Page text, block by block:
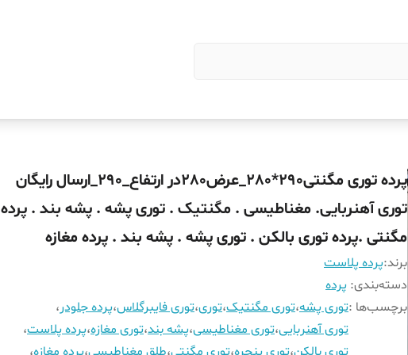
پرده توری مگنتی290*280_عرض280در ارتفاع_290_ارسال رایگان
توری آهنربایی. مغناطیسی . مگنتیک . توری پشه . پشه بند . پرده
مگنتی .پرده توری بالکن . توری پشه . پشه بند . پرده مغازه
برند:پرده پلاست
دسته‌بندی: پرده
برچسب‌ها :توری پشه،توری مگنتیک،توری،توری فایبرگلاس،پرده جلودر،
توری آهنربایی،توری مغناطیسی،پشه بند،توری مغازه،پرده پلاست،